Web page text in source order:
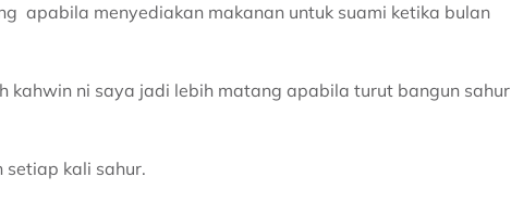
apabila menyediakan makanan untuk suami ketika bulan
kahwin ni saya jadi lebih matang apabila turut bangun sahur
setiap kali sahur.